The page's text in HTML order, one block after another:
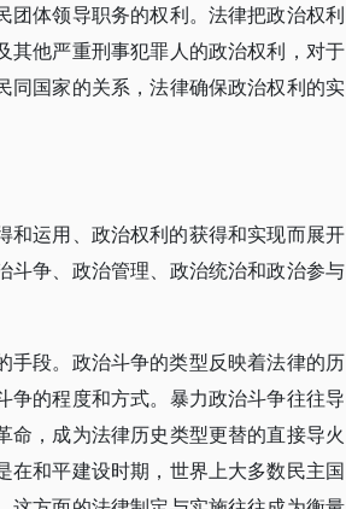
团体领导职务的权利。法律把政治权利
其他严重刑事犯罪人的政治权利，对于
同国家的关系，法律确保政治权利的实
和运用、政治权利的获得和实现而展开
斗争、政治管理、政治统治和政治参与
手段。政治斗争的类型反映着法律的历
争的程度和方式。暴力政治斗争往往导
，成为法律历史类型更替的直接导火
在和平建设时期，世界上大多数民主国